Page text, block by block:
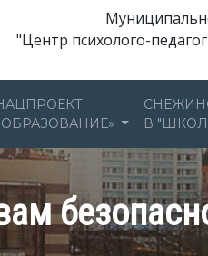
"Центр психолого-
В